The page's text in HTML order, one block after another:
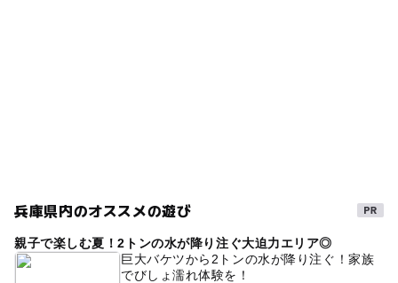
兵庫県内のオススメの遊び
親子で楽しむ夏！2トンの水が降り注ぐ大迫力エリア◎
巨大バケツから2トンの水が降り注ぐ！家族
でびしょ濡れ体験を！